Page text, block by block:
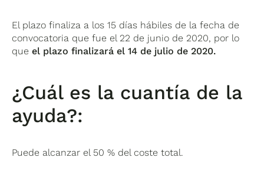
El plazo finaliza a los 15 días hábiles de la fecha de
convocatoria que fue el 22 de junio de 2020, por lo
queel plazo finalizará el 14 de julio de 2020.
¿Cuál es la cuantía de la
ayuda?:
Puede alcanzar el 50 % del coste total.